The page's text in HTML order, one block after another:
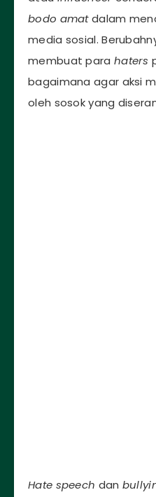
bodo amatdalam
media sosial.
membuat para haters
bagaimana agar aksi
oleh sosok yang
Hate speech dan